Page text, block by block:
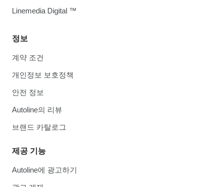
정보
계약 조건
개인정보 보호정책
안전 정보
Autoline의 리뷰
브랜드 카탈로그
제공 기능
Autoline에 광고하기
Linemedia Digital ™